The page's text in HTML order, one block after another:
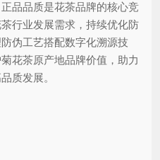
品质是花茶品牌的核心竞
行业发展需求，持续优化防
伪工艺搭配数字化溯源技
花茶原产地品牌价值，助力
质发展。